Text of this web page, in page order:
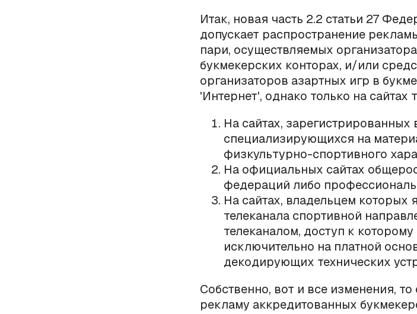
Итак, новая часть 2.2 статьи 27
допускает распространение
пари, осуществляемых
букмекерских конторах, и/или
организаторов азартных игр в
'Интернет', однако только на сайтах
На сайтах, зарегистрированных
специализирующихся на
физкультурно-спортивного
На официальных сайтах
федераций либо
На сайтах, владельцем которых
телеканала спортивной
телеканалом, доступ к
исключительно на платной
декодирующих технических
Собственно, вот и все изменения,
рекламу аккредитованных